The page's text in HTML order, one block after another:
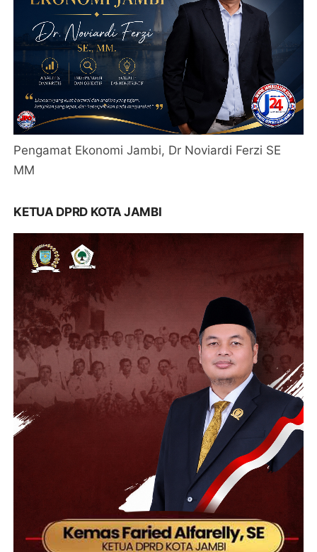
Pengamat Ekonomi Jambi, Dr Noviardi Ferzi SE
MM
KETUA DPRD KOTA JAMBI